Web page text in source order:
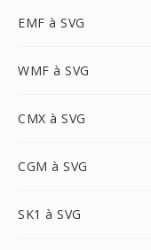
EMF à SVG
WMF à SVG
CMX à SVG
CGM à SVG
SK1 à SVG